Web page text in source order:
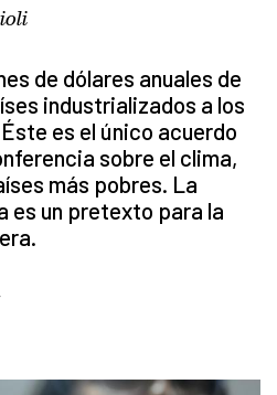
de dólares anuales de
industrializados a los
es el único acuerdo
sobre el clima,
más pobres. La
es un pretexto para la